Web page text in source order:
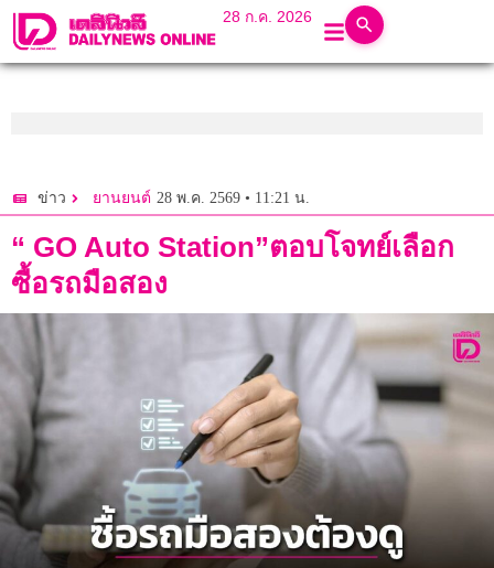
28 ก.ค. 2026
ข่าว ยานยนต์ 28 พ.ค. 2569 • 11:21 น.
“ GO Auto Station”ตอบโจทย์เลือก
ซื้อรถมือสอง